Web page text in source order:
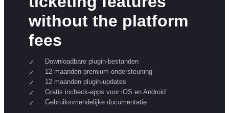
without the platform
fees
Downloadbare plugin-bestanden
12 maanden premium ondersteuning
12 maanden plugin-updates
Gratis incheck-apps voor iOS en Android
Gebruiksvriendelijke documentatie